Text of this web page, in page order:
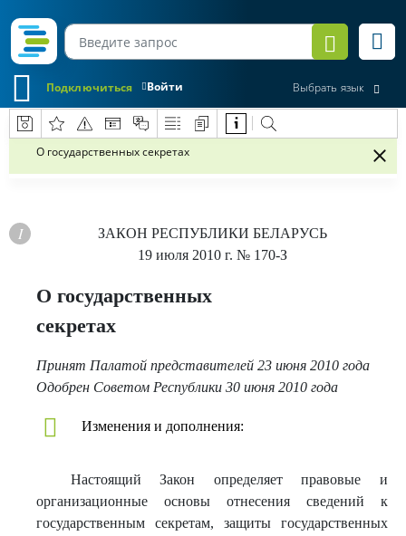
Войти
Подключиться Выбрать язык
О государственных секретах
ЗАКОН РЕСПУБЛИКИ БЕЛАРУСЬ
19 июля 2010 г. № 170-З
О государственных
секретах
Принят Палатой представителей 23 июня 2010 года
Одобрен Советом Республики 30 июня 2010 года
Изменения и дополнения:
Настоящий Закон определяет правовые и
организационные основы отнесения сведений к
государственным секретам, защиты государственных